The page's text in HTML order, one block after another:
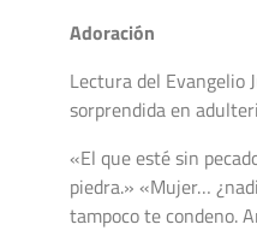
Adoración
Lectura del Evangelio
sorprendida en
«El que esté sin
piedra.» «Mujer…
tampoco te condeno.